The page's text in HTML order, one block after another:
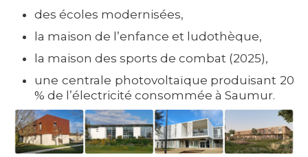
des écoles modernisées,
la maison de l’enfance et ludothèque,
la maison des sports de combat (2025),
une centrale photovoltaïque produisant 20
% de l’électricité consommée à Saumur.